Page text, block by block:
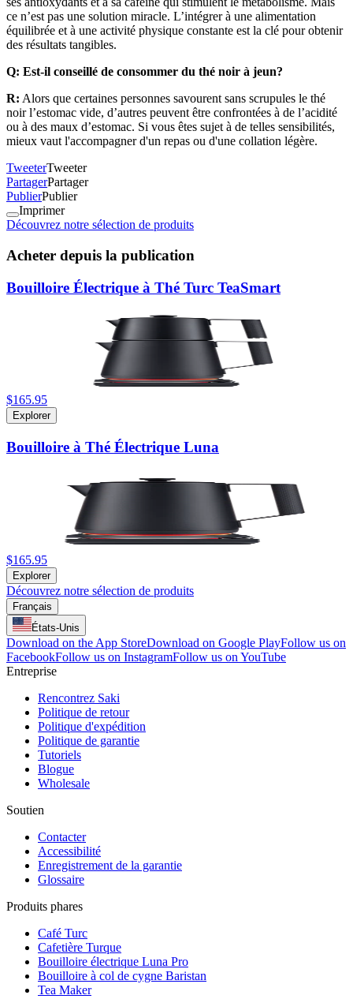
ce n’est pas une solution miracle. L’intégrer à une alimentation
équilibrée et à une activité physique constante est la clé pour obtenir
des résultats tangibles.
Q: Est-il conseillé de consommer du thé noir à jeun?
R: Alors que certaines personnes savourent sans scrupules le thé
noir l’estomac vide, d’autres peuvent être confrontées à de l’acidité
ou à des maux d’estomac. Si vous êtes sujet à de telles sensibilités,
mieux vaut l'accompagner d'un repas ou d'une collation légère.
TweeterTweeter
PartagerPartager
PublierPublier
Imprimer
Découvrez notre sélection de produits
Acheter depuis la publication
Bouilloire Électrique à Thé Turc TeaSmart
$165.95
Explorer
Bouilloire à Thé Électrique Luna
$165.95
Explorer
Découvrez notre sélection de produits
Français
États-Unis
Download on the App StoreDownload on Google PlayFollow us on
FacebookFollow us on InstagramFollow us on YouTube
Entreprise
Rencontrez Saki
Politique de retour
Politique d'expédition
Politique de garantie
Tutoriels
Blogue
Wholesale
Soutien
Contacter
Accessibilité
Enregistrement de la garantie
Glossaire
Produits phares
Café Turc
Cafetière Turque
Bouilloire électrique Luna Pro
Bouilloire à col de cygne Baristan
Tea Maker